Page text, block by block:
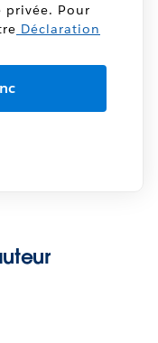
privée. Pour
Déclaration